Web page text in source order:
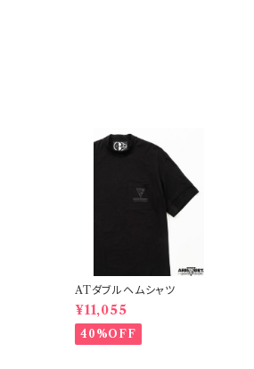
ATダブルヘムシャツ
¥11,055
40%OFF